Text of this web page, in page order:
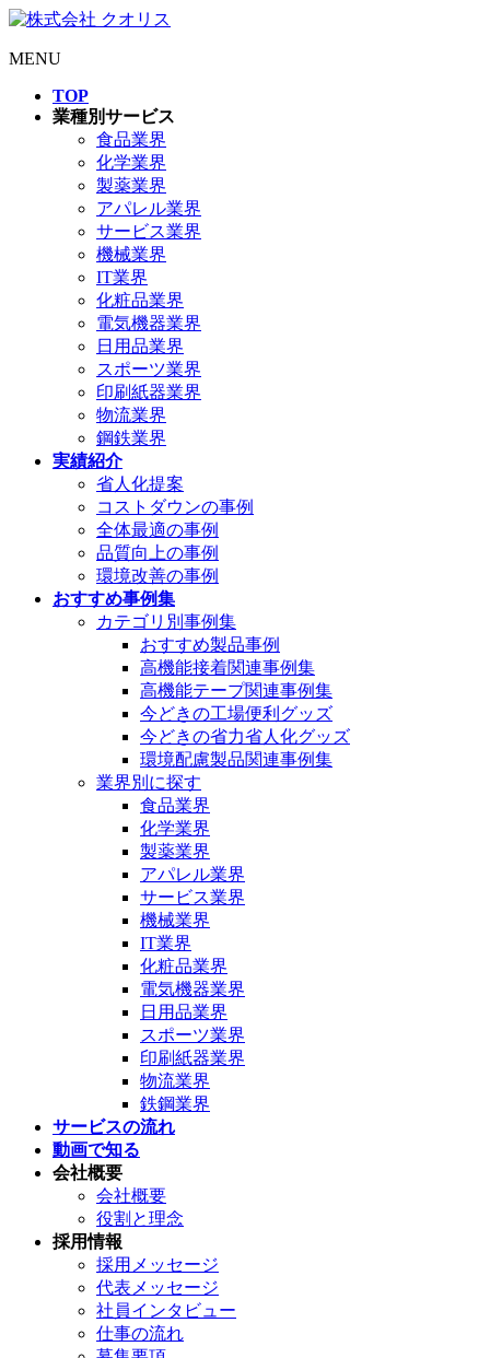
MENU
TOP
業種別サービス
食品業界
化学業界
製薬業界
アパレル業界
サービス業界
機械業界
IT業界
化粧品業界
電気機器業界
日用品業界
スポーツ業界
印刷紙器業界
物流業界
鋼鉄業界
実績紹介
省人化提案
コストダウンの事例
全体最適の事例
品質向上の事例
環境改善の事例
おすすめ事例集
カテゴリ別事例集
おすすめ製品事例
高機能接着関連事例集
高機能テープ関連事例集
今どきの工場便利グッズ
今どきの省力省人化グッズ
環境配慮製品関連事例集
業界別に探す
食品業界
化学業界
製薬業界
アパレル業界
サービス業界
機械業界
IT業界
化粧品業界
電気機器業界
日用品業界
スポーツ業界
印刷紙器業界
物流業界
鉄鋼業界
サービスの流れ
動画で知る
会社概要
会社概要
役割と理念
採用情報
採用メッセージ
代表メッセージ
社員インタビュー
仕事の流れ